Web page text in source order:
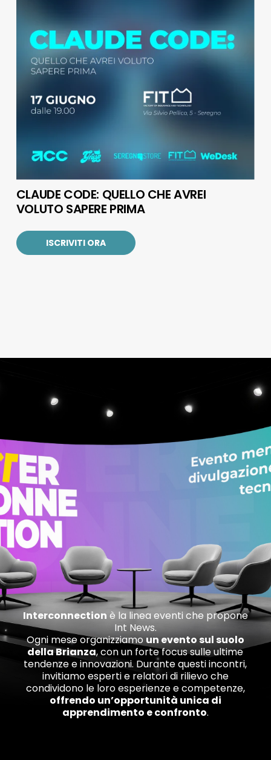
CLAUDE CODE: QUELLO CHE AVREI
VOLUTO SAPERE PRIMA
ISCRIVITI ORA
Interconnection è la linea eventi che propone
Int News.
Ogni mese organizziamoun evento sul suolo
della Brianza, con un forte focus sulle ultime
tendenze e innovazioni. Durante questi incontri,
invitiamo esperti e relatori di rilievo che
condividono le loro esperienze e competenze,
offrendo un’opportunità unica di
apprendimento e confronto.